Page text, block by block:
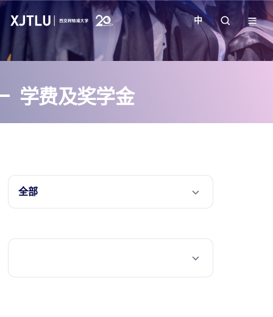
招生
学院
校园生活
中
学费及奖学金
全部